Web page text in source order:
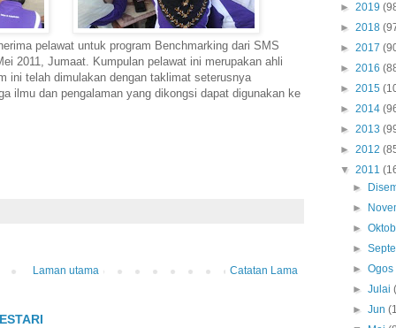
pelawat untuk program Benchmarking dari SMS
2011, Jumaat. Kumpulan pelawat ini merupakan ahli
ini telah dimulakan dengan taklimat seterusnya
ilmu dan pengalaman yang dikongsi dapat digunakan ke
Catatan Lama
Laman utama
► 2019
► 2018
► 2017
► 2016
► 2015
► 2014
► 2013
► 2012
▼ 2011
►
►
►
►
►Ogos
►Julai
►Jun